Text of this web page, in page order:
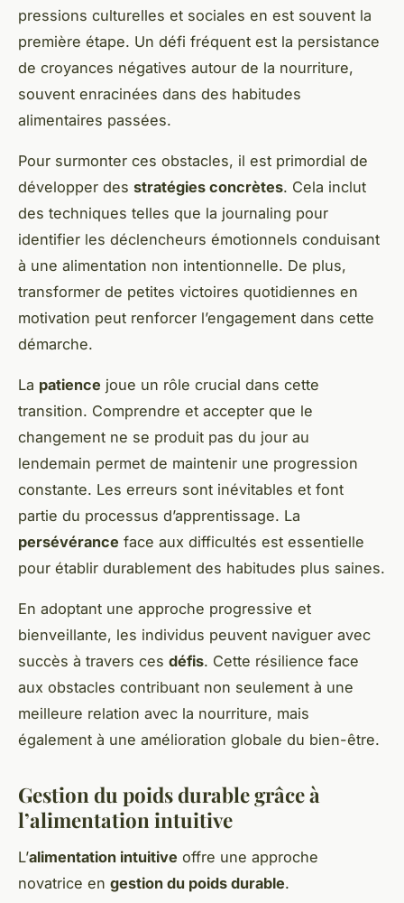
pressions culturelles et sociales en est souvent la
première étape. Un défi fréquent est la persistance
de croyances négatives autour de la nourriture,
souvent enracinées dans des habitudes
alimentaires passées.
Pour surmonter ces obstacles, il est primordial de
développer des stratégies concrètes. Cela inclut
des techniques telles que la journaling pour
identifier les déclencheurs émotionnels conduisant
à une alimentation non intentionnelle. De plus,
transformer de petites victoires quotidiennes en
motivation peut renforcer l’engagement dans cette
démarche.
La patience joue un rôle crucial dans cette
transition. Comprendre et accepter que le
changement ne se produit pas du jour au
lendemain permet de maintenir une progression
constante. Les erreurs sont inévitables et font
partie du processus d’apprentissage. La
persévérance face aux difficultés est essentielle
pour établir durablement des habitudes plus saines.
En adoptant une approche progressive et
bienveillante, les individus peuvent naviguer avec
succès à travers ces défis. Cette résilience face
aux obstacles contribuant non seulement à une
meilleure relation avec la nourriture, mais
également à une amélioration globale du bien-être.
Gestion du poids durable grâce à
l’alimentation intuitive
L’alimentation intuitive offre une approche
novatrice en gestion du poids durable.